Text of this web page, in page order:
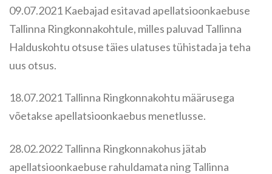
09.07.2021 Kaebajad esitavad apellatsioonkaebuse
Tallinna Ringkonnakohtule, milles paluvad Tallinna
Halduskohtu otsuse täies ulatuses tühistada ja teha
uus otsus.
18.07.2021 Tallinna Ringkonnakohtu määrusega
võetakse apellatsioonkaebus menetlusse.
28.02.2022 Tallinna Ringkonnakohus jätab
apellatsioonkaebuse rahuldamata ning Tallinna